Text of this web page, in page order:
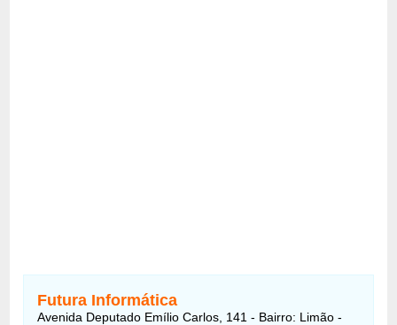
Futura Informática
Avenida Deputado Emílio Carlos, 141 - Bairro: Limão -